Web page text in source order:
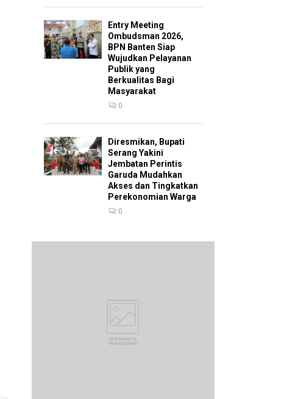
Entry Meeting
Ombudsman 2026,
BPN Banten Siap
Wujudkan Pelayanan
Publik yang
Berkualitas Bagi
Masyarakat
0
Diresmikan, Bupati
Serang Yakini
Jembatan Perintis
Garuda Mudahkan
Akses dan Tingkatkan
Perekonomian Warga
0